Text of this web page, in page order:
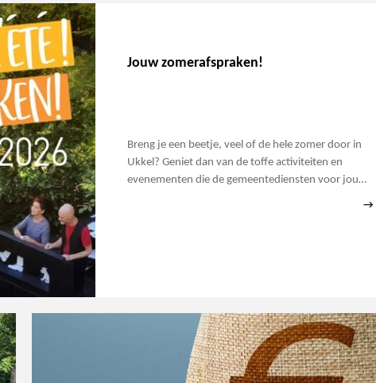
Jouw zomerafspraken!
Breng je een beetje, veel of de hele zomer door in
Ukkel? Geniet dan van de toffe activiteiten en
evenementen die de gemeentediensten voor jou…
→